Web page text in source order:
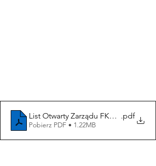
List Otwarty Zarządu FKS Stal Kraśnik
.pdf
Pobierz PDF • 1.22MB